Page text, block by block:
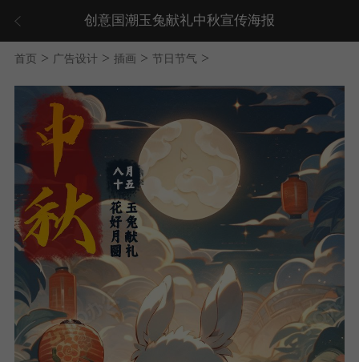
创意国潮玉兔献礼中秋宣传海报
首页 > 广告设计> 插画 > 节日节气 >